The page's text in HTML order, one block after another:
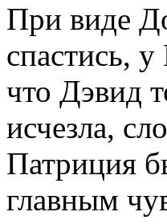
При виде
спастись,
что Дэвид
исчезла,
Патриция
главным